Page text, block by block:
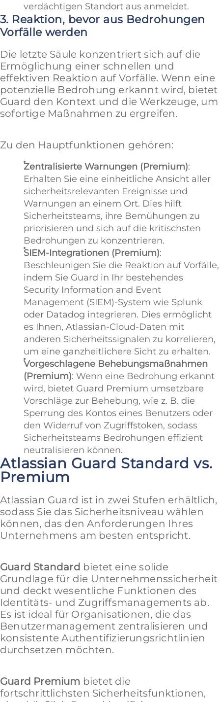
verdächtigen Standort aus anmeldet.
3. Reaktion, bevor aus Bedrohungen
Vorfälle werden
Die letzte Säule konzentriert sich auf die
Ermöglichung einer schnellen und
effektiven Reaktion auf Vorfälle. Wenn eine
potenzielle Bedrohung erkannt wird, bietet
Guard den Kontext und die Werkzeuge, um
sofortige Maßnahmen zu ergreifen.
Zu den Hauptfunktionen gehören:
Zentralisierte Warnungen (Premium):
Erhalten Sie eine einheitliche Ansicht aller
sicherheitsrelevanten Ereignisse und
Warnungen an einem Ort. Dies hilft
Sicherheitsteams, ihre Bemühungen zu
priorisieren und sich auf die kritischsten
Bedrohungen zu konzentrieren.
SIEM-Integrationen (Premium):
Beschleunigen Sie die Reaktion auf Vorfälle,
indem Sie Guard in Ihr bestehendes
Security Information and Event
Management (SIEM)-System wie Splunk
oder Datadog integrieren. Dies ermöglicht
es Ihnen, Atlassian-Cloud-Daten mit
anderen Sicherheitssignalen zu korrelieren,
um eine ganzheitlichere Sicht zu erhalten.
Vorgeschlagene Behebungsmaßnahmen
(Premium): Wenn eine Bedrohung erkannt
wird, bietet Guard Premium umsetzbare
Vorschläge zur Behebung, wie z. B. die
Sperrung des Kontos eines Benutzers oder
den Widerruf von Zugriffstoken, sodass
Sicherheitsteams Bedrohungen effizient
neutralisieren können.
Atlassian Guard Standard vs.
Premium
Atlassian Guard ist in zwei Stufen erhältlich,
sodass Sie das Sicherheitsniveau wählen
können, das den Anforderungen Ihres
Unternehmens am besten entspricht.
Guard Standard bietet eine solide
Grundlage für die Unternehmenssicherheit
und deckt wesentliche Funktionen des
Identitäts- und Zugriffsmanagements ab.
Es ist ideal für Organisationen, die das
Benutzermanagement zentralisieren und
konsistente Authentifizierungsrichtlinien
durchsetzen möchten.
Guard Premium bietet die
fortschrittlichsten Sicherheitsfunktionen,